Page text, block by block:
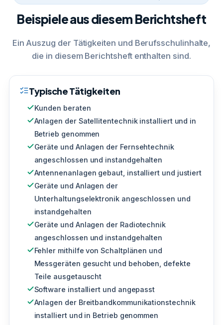
Beispiele aus diesem Berichtsheft
Ein Auszug der Tätigkeiten und Berufsschulinhalte,
die in diesem Berichtsheft enthalten sind.
Typische Tätigkeiten
Kunden beraten
Anlagen der Satellitentechnik installiert und in
Betrieb genommen
Geräte und Anlagen der Fernsehtechnik
angeschlossen und instandgehalten
Antennenanlagen gebaut, installiert und justiert
Geräte und Anlagen der
Unterhaltungselektronik angeschlossen und
instandgehalten
Geräte und Anlagen der Radiotechnik
angeschlossen und instandgehalten
Fehler mithilfe von Schaltplänen und
Messgeräten gesucht und behoben, defekte
Teile ausgetauscht
Software installiert und angepasst
Anlagen der Breitbandkommunikationstechnik
installiert und in Betrieb genommen